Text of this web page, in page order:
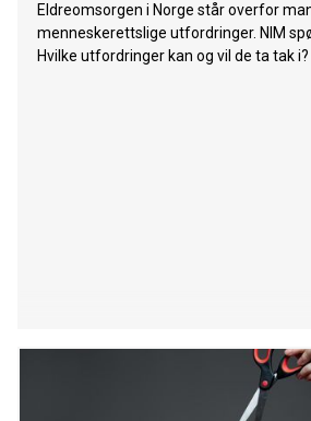
Eldreomsorgen i Norge står overfor
menneskerettslige utfordringer. NIM
Hvilke utfordringer kan og vil de ta tak i?